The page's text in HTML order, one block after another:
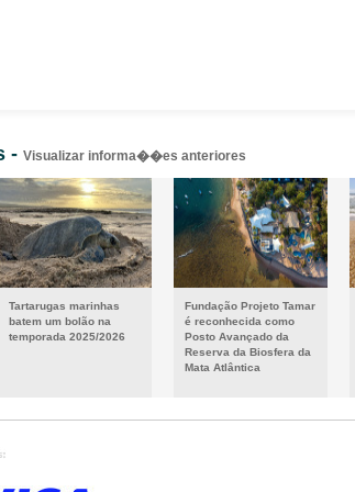
- Visualizar informa��es anteriores
Tartarugas marinhas
batem um bolão na
temporada 2025/2026
Fundação Projeto Tamar
é reconhecida como
Posto Avançado da
Reserva da Biosfera da
Mata Atlântica